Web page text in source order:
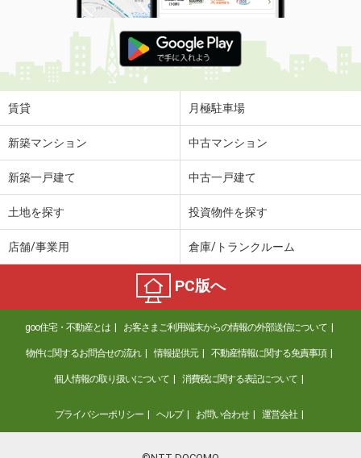
賃貸 月極駐車場
新築マンション 中古マンション
新築一戸建て 中古一戸建て
土地を探す 投資物件を探す
店舗/事業用 倉庫/トランクルーム
PC版へ
goo住宅・不動産とは お客さまご利用端末からの情報の外部送信について
物件に関するお問合せの流れ 情報提供元 不動産情報に関する免責事項
個人情報の取り扱いについて 消費税に関する表記について
プライバシーポリシー ヘルプ お問い合わせ 運営会社